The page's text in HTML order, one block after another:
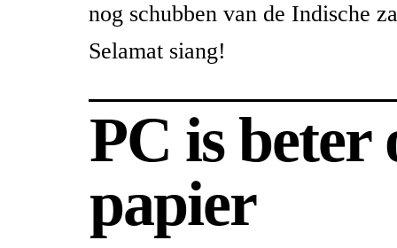
nog schubben van de Indische
Selamat siang!
PC is beter
papier